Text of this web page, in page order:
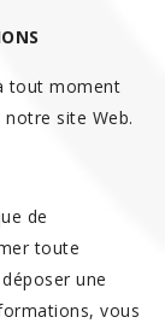
tout moment
site Web.
de
toute
une
vous